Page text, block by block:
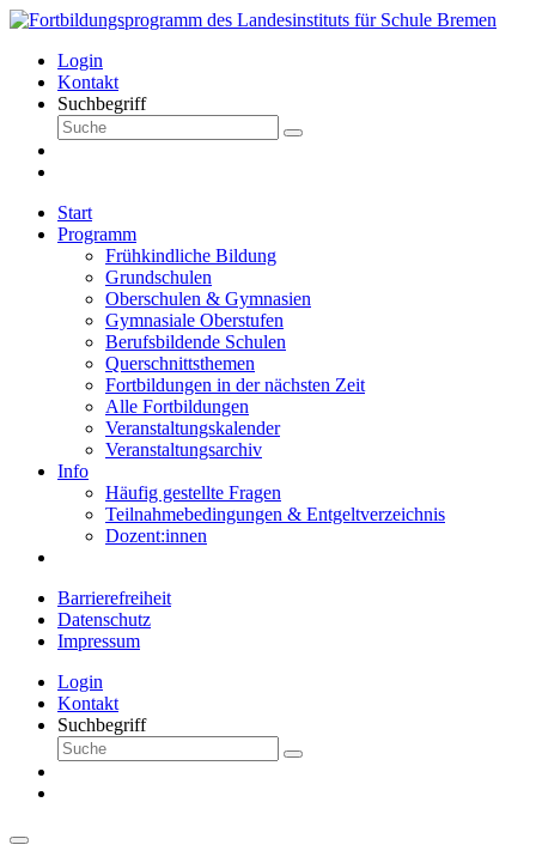
Login
Kontakt
Suchbegriff
Start
Programm
Frühkindliche Bildung
Grundschulen
Oberschulen & Gymnasien
Gymnasiale Oberstufen
Berufsbildende Schulen
Querschnittsthemen
Fortbildungen in der nächsten Zeit
Alle Fortbildungen
Veranstaltungskalender
Veranstaltungsarchiv
Info
Häufig gestellte Fragen
Teilnahmebedingungen & Entgeltverzeichnis
Dozent:innen
Barrierefreiheit
Datenschutz
Impressum
Login
Kontakt
Suchbegriff